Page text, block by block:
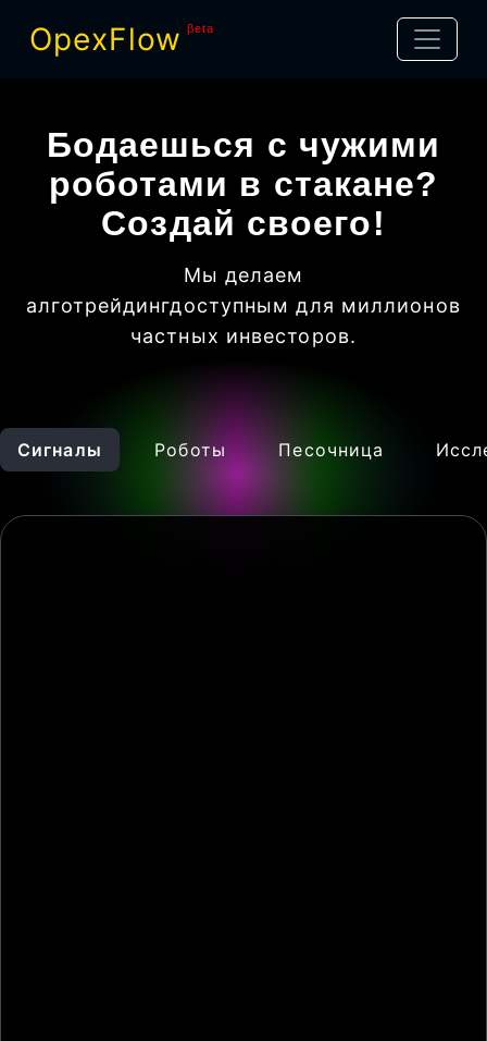
OpexFlow βeta
Бодаешься с чужими
роботами в стакане?
Создай своего!
Мы делаем
алготрейдингдоступным для миллионов
частных инвесторов.
Сигналы Роботы Песочница